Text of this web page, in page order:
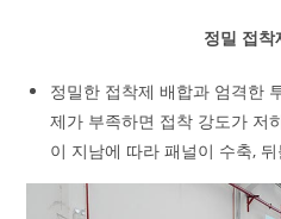
정밀 접착
정밀한 접착제 배합과 엄격한
제가 부족하면 접착 강도가 저
이 지남에 따라 패널이 수축,